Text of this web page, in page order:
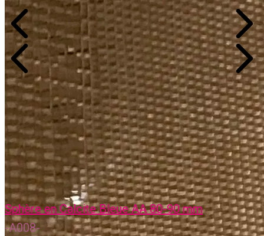
Sphère en Calcite Bleue AA 80-90 mm
-A008-